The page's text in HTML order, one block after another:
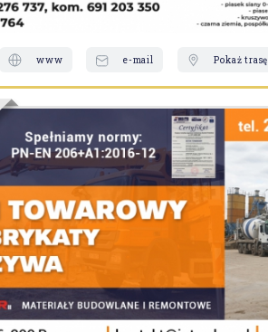
www e-mail Pokaż trasę